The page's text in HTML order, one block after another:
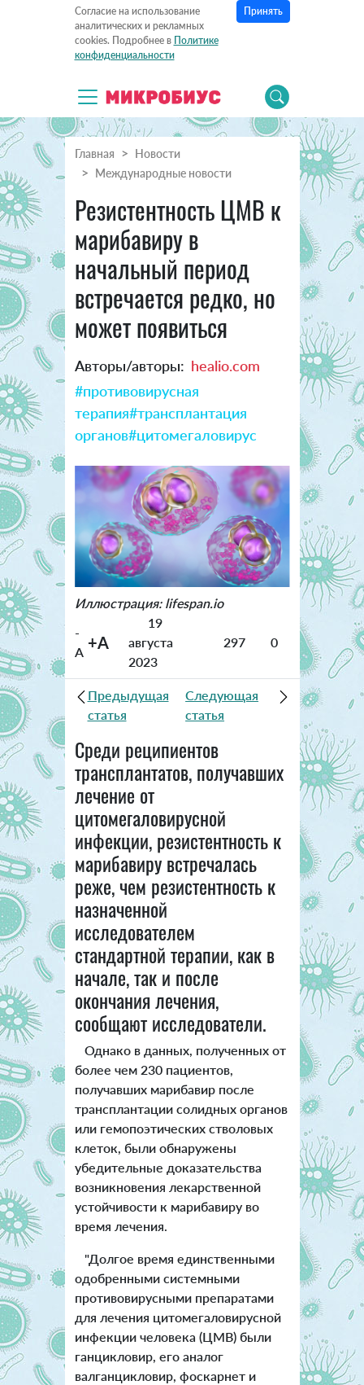
Согласие на использование
аналитических и рекламных
cookies. Подробнее в Политике
конфиденциальности
Принять
Главная
Новости
Международные новости
Резистентность ЦМВ к
марибавиру в
начальный период
встречается редко, но
может появиться
Авторы/авторы: healio.com
#противовирусная
терапия#трансплантация
органов#цитомегаловирус
Иллюстрация: lifespan.io
-
A +A
19
августа
2023
297 0
Предыдущая
статья
Следующая
статья
Среди реципиентов
трансплантатов, получавших
лечение от
цитомегаловирусной
инфекции, резистентность к
марибавиру встречалась
реже, чем резистентность к
назначенной
исследователем
стандартной терапии, как в
начале, так и после
окончания лечения,
сообщают исследователи.
Однако в данных, полученных от
более чем 230 пациентов,
получавших марибавир после
трансплантации солидных органов
или гемопоэтических стволовых
клеток, были обнаружены
убедительные доказательства
возникновения лекарственной
устойчивости к марибавиру во
время лечения.
"Долгое время единственными
одобренными системными
противовирусными препаратами
для лечения цитомегаловирусной
инфекции человека (ЦМВ) были
ганцикловир, его аналог
валганцикловир, фоскарнет и